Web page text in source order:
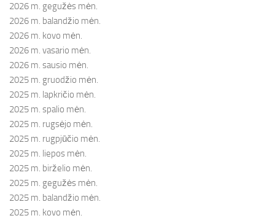
2026 m. gegužės mėn.
2026 m. balandžio mėn.
2026 m. kovo mėn.
2026 m. vasario mėn.
2026 m. sausio mėn.
2025 m. gruodžio mėn.
2025 m. lapkričio mėn.
2025 m. spalio mėn.
2025 m. rugsėjo mėn.
2025 m. rugpjūčio mėn.
2025 m. liepos mėn.
2025 m. birželio mėn.
2025 m. gegužės mėn.
2025 m. balandžio mėn.
2025 m. kovo mėn.